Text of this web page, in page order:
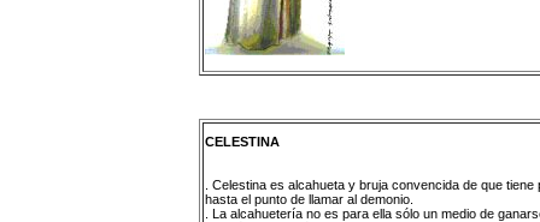
CELESTINA
Celestina es alcahueta y bruja convencida de que tiene
hasta el punto de llamar al demonio.
La alcahuetería no es para ella sólo un medio de